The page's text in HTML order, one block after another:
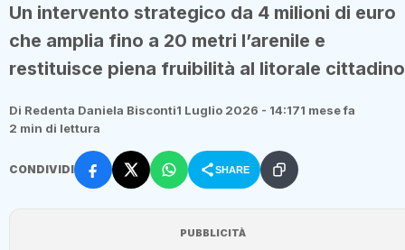
Un intervento strategico da 4 milioni di euro
che amplia fino a 20 metri l’arenile e
restituisce piena fruibilità al litorale
Di Redenta Daniela Bisconti1 Luglio 2026 - 14:171 mese fa
2 min di lettura
CONDIVIDI SHARE
PUBBLICITÀ